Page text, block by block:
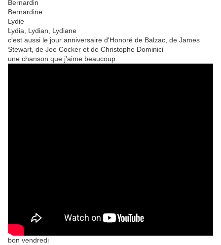
Bernardin
Bernardine
Lydie
Lydia
Lydian
Lydiane
c'est aussi le jour anniversaire d'Honoré de Balzac, de James
Stewart, de Joe Cocker et de Christophe Dominici
une chanson que j'aime beaucoup
bon vendredi